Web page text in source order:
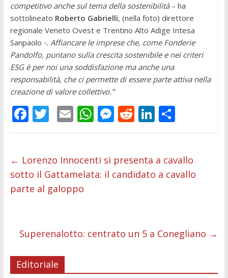
competitivo anche sul tema della sostenibilità – ha
sottolineato Roberto Gabrielli, (nella foto) direttore
regionale Veneto Ovest e Trentino Alto Adige Intesa
Sanpaolo -. Affiancare le imprese che, come Fonderie
Pandolfo, puntano sulla crescita sostenibile e nei criteri
ESG è per noi una soddisfazione ma anche una
responsabilità, che ci permette di essere parte attiva nella
creazione di valore collettivo.”
F
b
o
o
T
er
E
l
W
s
A
M
e
n
R
di
t
Li
e
dI
C
di
vi
← Lorenzo Innocenti si presenta a cavallo
sotto il Gattamelata: il candidato a cavallo
parte al galoppo
Superenalotto: centrato un 5 a Conegliano →
Editoriale